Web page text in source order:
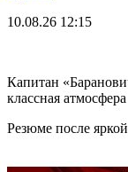
10.08.26 12:15
Капитан
классная атмосфера
Резюме после